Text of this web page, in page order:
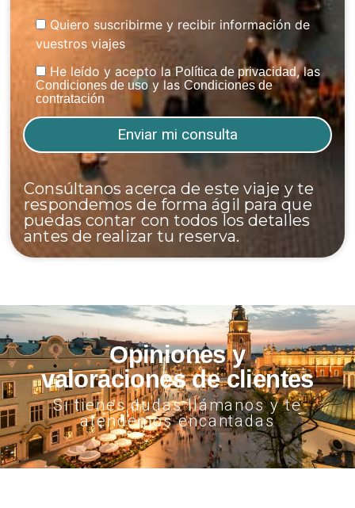
Quiero suscribirme y recibir información de
vuestros viajes
He leído y acepto laPolítica de privacidad , las
Condiciones de uso y lasCondiciones de
contratación
Consúltanos acerca de este viaje y te
respondemos de forma ágil para que
puedas contar con todos los detalles
antes de realizar tu reserva.
Opiniones y
valoraciones de clientes
Si tienes dudas llámanos y te
atendemos encantadas